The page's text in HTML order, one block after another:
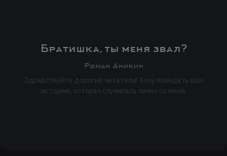
Братишка, ты меня звал?
Роман Аникин
Здравствуйте дорогие читатели! Хочу поведать вам
историю, которая случилась лично со мной.